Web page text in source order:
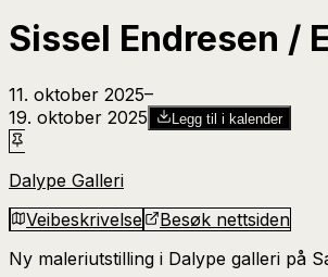
Sissel Endresen /
11. oktober 2025–​
19. oktober 2025
Legg til i kalender
Dalype Galleri
Veibeskrivelse
Besøk nettsiden
Ny maleriutstilling i Dalype galleri på